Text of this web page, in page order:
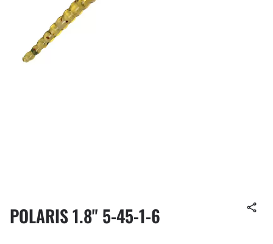
POLARIS 1.8" 5-45-1-6